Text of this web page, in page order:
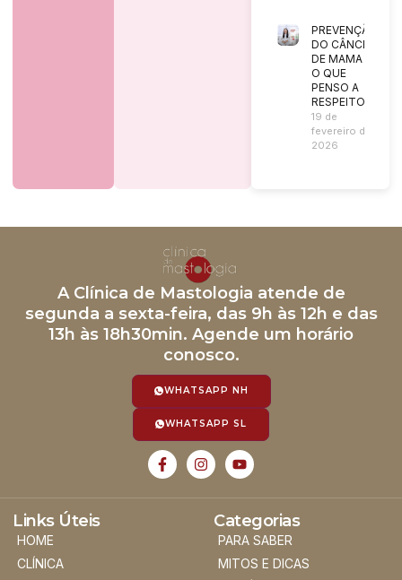
PREVENÇÃO
DO CÂNCER
DE MAMA |
O QUE
PENSO A
RESPEITO?
19 de
fevereiro de
2026
A Clínica de Mastologia atende de
segunda a sexta-feira, das 9h às 12h e das
13h às 18h30min. Agende um horário
conosco.
WHATSAPP NH
WHATSAPP SL
Links Úteis
HOME
CLÍNICA
Categorias
PARA SABER
MITOS E DICAS